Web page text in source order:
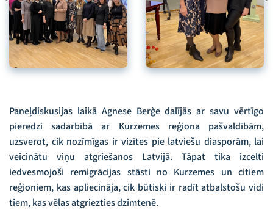
Paneļdiskusijas laikā Agnese Berģe dalījās ar savu vērtīgo
pieredzi sadarbībā ar Kurzemes reģiona pašvaldībām,
uzsverot, cik nozīmīgas ir vizītes pie latviešu diasporām, lai
veicinātu viņu atgriešanos Latvijā. Tāpat tika izcelti
iedvesmojoši remigrācijas stāsti no Kurzemes un citiem
reģioniem, kas apliecināja, cik būtiski ir radīt atbalstošu vidi
tiem, kas vēlas atgriezties dzimtenē.